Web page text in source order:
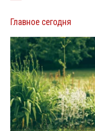
Главное сегодня